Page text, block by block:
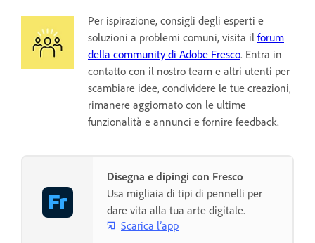
Per ispirazione, consigli degli esperti e
soluzioni a problemi comuni, visita il forum
della community di Adobe Fresco. Entra in
contatto con il nostro team e altri utenti per
scambiare idee, condividere le tue creazioni,
rimanere aggiornato con le ultime
funzionalità e annunci e fornire feedback.
Disegna e dipingi con Fresco
Usa migliaia di tipi di pennelli per
dare vita alla tua arte digitale.
Scarica l’app